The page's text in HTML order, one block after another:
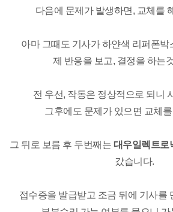
다음에 문제가 발생하면, 교체를
아마 그때도 기사가 하얀색 리퍼폰박
제 반응을 보고, 결정을 하는
전 우선, 작동은 정상적으로 되니
그후에도 문제가 있으면 교체
그 뒤로 보름 후 두번째는 대우일렉트로
갔습니다.
접수증을 발급받고 조금 뒤에 기사를